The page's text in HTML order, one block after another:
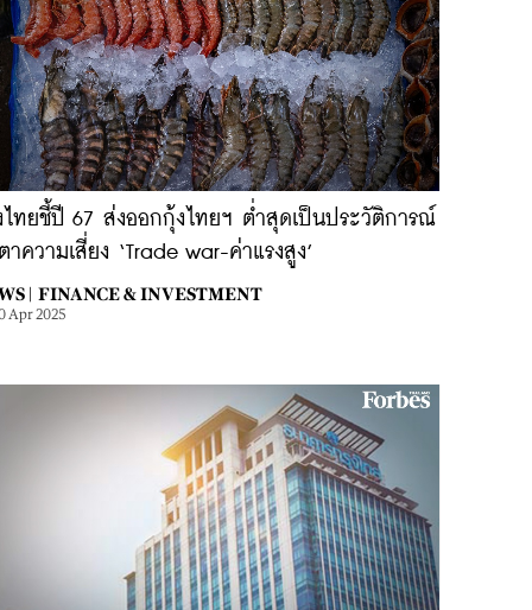
ไทยชี้ปี 67 ส่งออกกุ้งไทยฯ ต่ำสุดเป็นประวัติการณ์
าความเสี่ยง ‘Trade war-ค่าแรงสูง’
| FINANCE & INVESTMENT
Apr 2025